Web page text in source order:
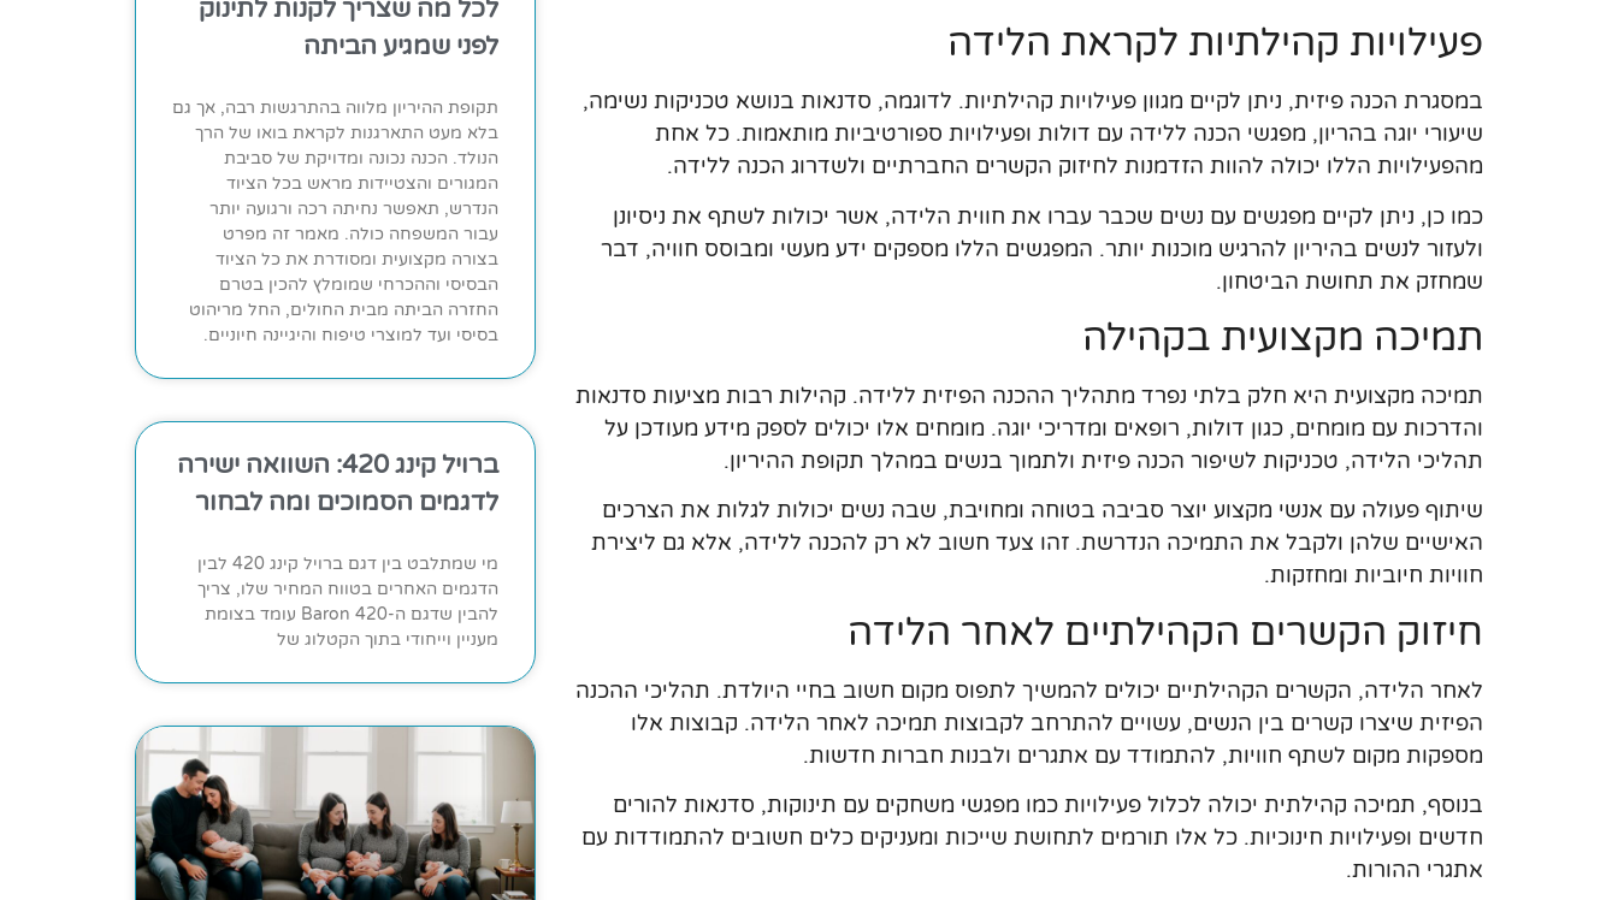
פעילויות קהילתיות לקראת הלידה
במסגרת הכנה פיזית, ניתן לקיים מגוון פעילויות קהילתיות. לדוגמה, סדנאות בנושא טכניקות נשימה,
שיעורי יוגה בהריון, מפגשי הכנה ללידה עם דולות ופעילויות ספורטיביות מותאמות. כל אחת
מהפעילויות הללו יכולה להוות הזדמנות לחיזוק הקשרים החברתיים ולשדרוג הכנה ללידה.
כמו כן, ניתן לקיים מפגשים עם נשים שכבר עברו את חווית הלידה, אשר יכולות לשתף את ניסיונן
ולעזור לנשים בהיריון להרגיש מוכנות יותר. המפגשים הללו מספקים ידע מעשי ומבוסס חוויה, דבר
שמחזק את תחושת הביטחון.
תמיכה מקצועית בקהילה
תמיכה מקצועית היא חלק בלתי נפרד מתהליך ההכנה הפיזית ללידה. קהילות רבות מציעות סדנאות
והדרכות עם מומחים, כגון דולות, רופאים ומדריכי יוגה. מומחים אלו יכולים לספק מידע מעודכן על
תהליכי הלידה, טכניקות לשיפור הכנה פיזית ולתמוך בנשים במהלך תקופת ההיריון.
שיתוף פעולה עם אנשי מקצוע יוצר סביבה בטוחה ומחויבת, שבה נשים יכולות לגלות את הצרכים
האישיים שלהן ולקבל את התמיכה הנדרשת. זהו צעד חשוב לא רק להכנה ללידה, אלא גם ליצירת
חוויות חיוביות ומחזקות.
חיזוק הקשרים הקהילתיים לאחר הלידה
לאחר הלידה, הקשרים הקהילתיים יכולים להמשיך לתפוס מקום חשוב בחיי היולדת. תהליכי ההכנה
הפיזית שיצרו קשרים בין הנשים, עשויים להתרחב לקבוצות תמיכה לאחר הלידה. קבוצות אלו
מספקות מקום לשתף חוויות, להתמודד עם אתגרים ולבנות חברות חדשות.
בנוסף, תמיכה קהילתית יכולה לכלול פעילויות כמו מפגשי משחקים עם תינוקות, סדנאות להורים
חדשים ופעילויות חינוכיות. כל אלו תורמים לתחושת שייכות ומעניקים כלים חשובים להתמודדות עם
אתגרי ההורות.
לכל מה שצריך לקנות לתינוק
לפני שמגיע הביתה
תקופת ההיריון מלווה בהתרגשות רבה, אך גם
בלא מעט התארגנות לקראת בואו של הרך
הנולד. הכנה נכונה ומדויקת של סביבת
המגורים והצטיידות מראש בכל הציוד
הנדרש, תאפשר נחיתה רכה ורגועה יותר
עבור המשפחה כולה. מאמר זה מפרט
בצורה מקצועית ומסודרת את כל הציוד
הבסיסי וההכרחי שמומלץ להכין בטרם
החזרה הביתה מבית החולים, החל מריהוט
בסיסי ועד למוצרי טיפוח והיגיינה חיוניים.
ברויל קינג 420: השוואה ישירה
לדגמים הסמוכים ומה לבחור
מי שמתלבט בין דגם ברויל קינג 420 לבין
הדגמים האחרים בטווח המחיר שלו, צריך
להבין שדגם ה-Baron 420 עומד בצומת
מעניין וייחודי בתוך הקטלוג של